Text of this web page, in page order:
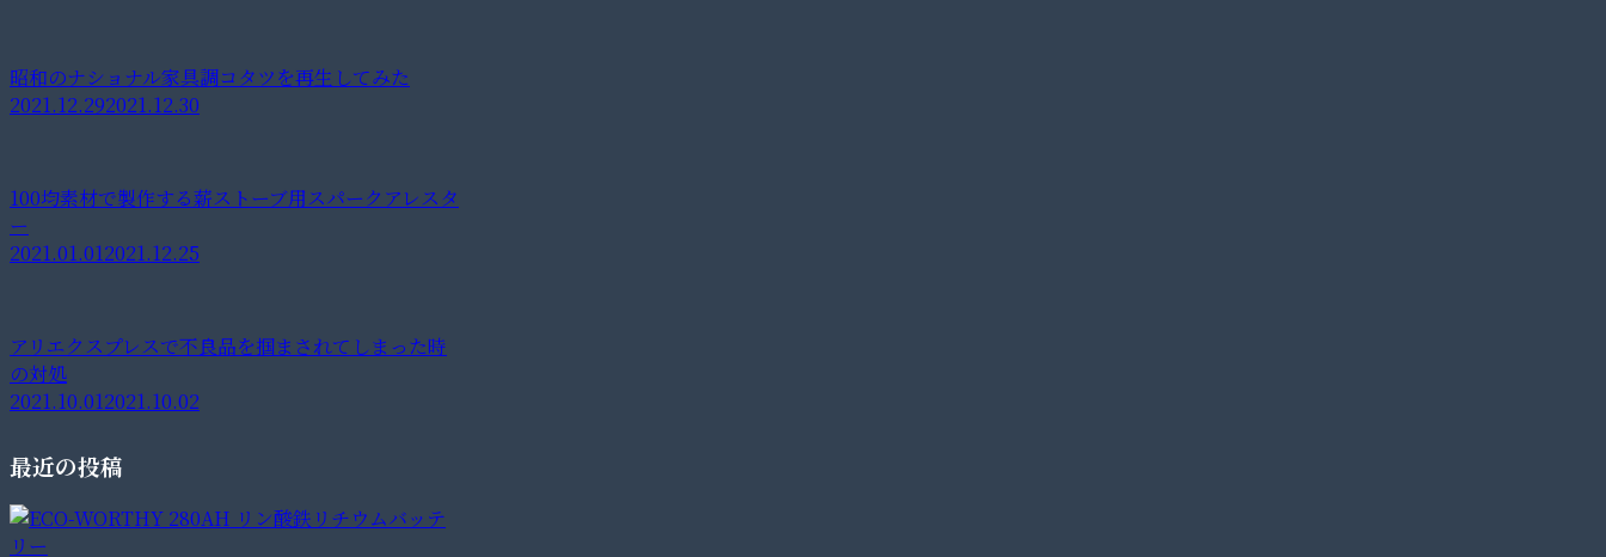
昭和のナショナル家具調コタツを再生してみた
2021.12.292021.12.30
100均素材で製作する薪ストーブ用スパークアレスタ
ー
2021.01.012021.12.25
アリエクスプレスで不良品を掴まされてしまった時
の対処
2021.10.012021.10.02
最近の投稿